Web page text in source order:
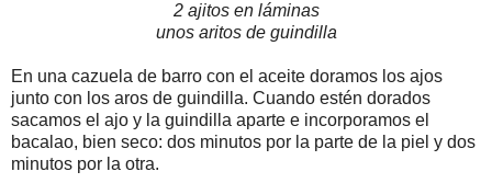
2 ajitos en láminas
unos aritos de guindilla
En una cazuela de barro con el aceite doramos los ajos
junto con los aros de guindilla. Cuando estén dorados
sacamos el ajo y la guindilla aparte e incorporamos el
bacalao, bien seco: dos minutos por la parte de la piel y dos
minutos por la otra.